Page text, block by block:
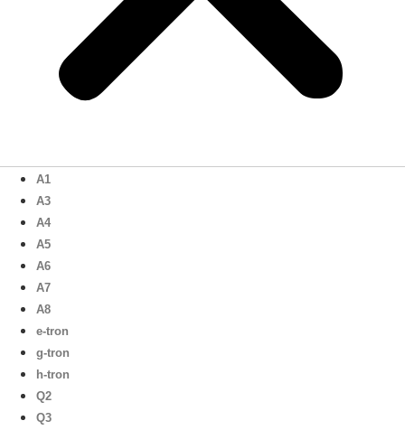
A1
A3
A4
A5
A6
A7
A8
e-tron
g-tron
h-tron
Q2
Q3